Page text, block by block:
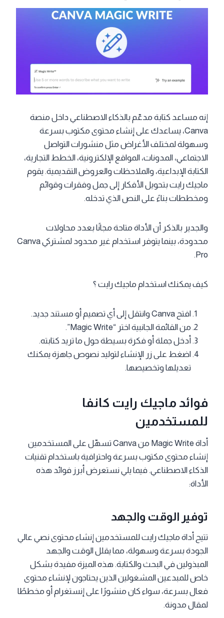
إنه مساعد كتابة مدعّم بالذكاء الاصطناعي داخل منصة
Canva، يساعدك على إنشاء محتوى مكتوب بسرعة
وسهولة لمختلف الأغراض مثل منشورات التواصل
الاجتماعي، المدونات، المواقع الإلكترونية، الخطط التجارية،
الكتابة الإبداعية، والملاحظات والعروض التقديمية. يقوم
ماجيك رايت بتحويل الأفكار إلى جمل وفقرات وقوائم
ومخططات بناءً على النص الذي تدخله.
والجدير بالذكر أن الأداة متاحة مجانًا بعدد محاولات
محدودة، بينما يتوفر استخدام غير محدود لمشتركي Canva
Pro.
كيف يمكنك استخدام ماجيك رايت ؟
افتح Canva وانتقل إلى أي تصميم أو مستند جديد.
من القائمة الجانبية اختر “Magic Write”.
أدخل جملة أو فكرة بسيطة حول ما تريد كتابته.
اضغط على زر الإنشاء لتوليد نصوص جاهزة يمكنك
تعديلها وتخصيصها.
فوائد ماجيك رايت كانفا
للمستخدمين
أداة Magic Write من Canva تسهّل على المستخدمين
إنشاء محتوى مكتوب بسرعة واحترافية باستخدام تقنيات
الذكاء الاصطناعي. فيما يلي نستعرض أبرز فوائد هذه
الأداة:
توفير الوقت والجهد
تتيح أداة ماجيك رايت للمستخدمين إنشاء محتوى نصي عالي
الجودة بسرعة وسهولة، مما يقلل الوقت والجهد
المبذولين في البحث والكتابة. هذه الميزة مفيدة بشكل
خاص للمبدعين المشغولين الذين يحتاجون لإنشاء محتوى
فعال بسرعة، سواء كان منشورًا على إنستغرام أو مخططًا
لمقال مدونة.